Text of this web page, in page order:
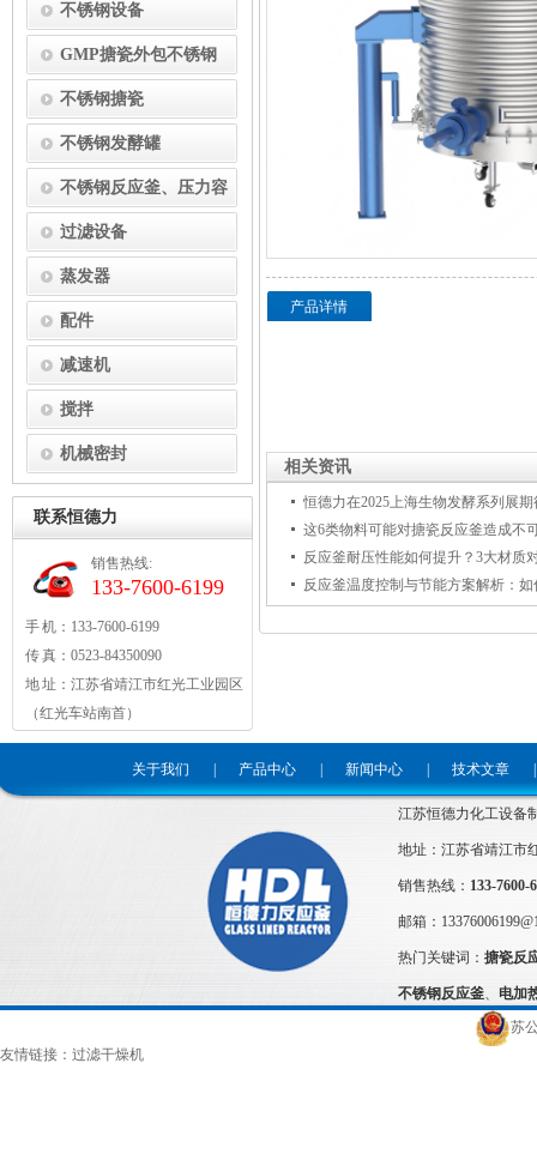
不锈钢设备
GMP搪瓷外包不锈钢
不锈钢搪瓷
不锈钢发酵罐
不锈钢反应釜、压力容
器
过滤设备
蒸发器
配件
减速机
搅拌
机械密封
联系恒德力
销售热线:
133-7600-6199
手 机：133-7600-6199
传 真：0523-84350090
地 址：江苏省靖江市红光工业园区
（红光车站南首）
产品详情
相关资讯
恒德力在2025上海生物发酵系列展
这6类物料可能对搪瓷反应釜造成不
反应釜耐压性能如何提升？3大材质
关于我们 产品中心 新闻中心 技术文章
江苏恒德力化工设备
地址：江苏省靖江市
销售热线： 133-7600-
邮箱：
热门关键词： 搪瓷反
不锈钢反应釜、 电加
苏
友情链接： 过滤干燥机